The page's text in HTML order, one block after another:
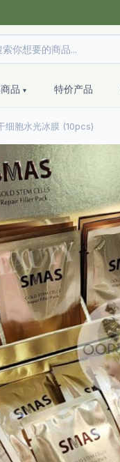
品 特价产品
细胞水光冰膜 (10pcs)